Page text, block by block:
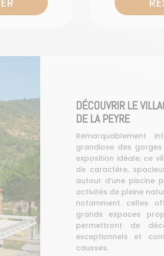
DÉCOUVRIR LE
DE LA PEYRE
grandiose des
exposition idéale, ce
de caractère,
autour d’une piscine
activités de pleine
notamment celles
grands espaces
permettront de
exceptionnels et
causses.